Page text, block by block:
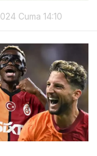
Cuma 14:10